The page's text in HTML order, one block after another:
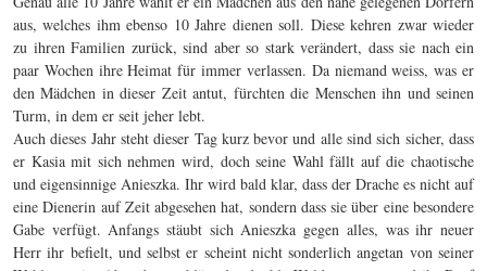
aus, welches ihm ebenso 10 Jahre dienen soll. Diese kehren zwar wieder
zu ihren Familien zurück, sind aber so stark verändert, dass sie nach ein
paar Wochen ihre Heimat für immer verlassen. Da niemand weiss, was er
den Mädchen in dieser Zeit antut, fürchten die Menschen ihn und seinen
Turm, in dem er seit jeher lebt.
Auch dieses Jahr steht dieser Tag kurz bevor und alle sind sich sicher, dass
er Kasia mit sich nehmen wird, doch seine Wahl fällt auf die chaotische
und eigensinnige Anieszka. Ihr wird bald klar, dass der Drache es nicht auf
eine Dienerin auf Zeit abgesehen hat, sondern dass sie über eine besondere
Gabe verfügt. Anfangs stäubt sich Anieszka gegen alles, was ihr neuer
Herr ihr befielt, und selbst er scheint nicht sonderlich angetan von seiner